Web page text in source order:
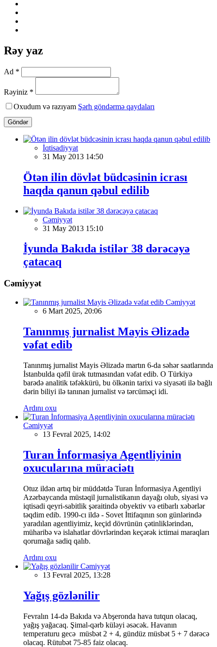
Rəy yaz
Ad *
Rəyiniz *
Oxudum və razıyam Şərh göndərmə qaydaları
Göndər
İqtisadiyyat
31 May 2013 14:50
Ötən ilin dövlət büdcəsinin icrası
haqda qanun qəbul edilib
Cəmiyyət
31 May 2013 15:10
İyunda Bakıda istilər 38 dərəcəyə
çatacaq
Cəmiyyət
Cəmiyyət
6 Mart 2025, 20:06
Tanınmış jurnalist Mayis Əlizadə
vəfat edib
Tanınmış jurnalist Mayis Əlizadə martın 6-da səhər saatlarında
İstanbulda qəfil ürək tutmasından vəfat edib. O Türkiyə
barədə analitik təfəkkürü, bu ölkənin tarixi və siyasəti ilə bağlı
dərin biliyi ilə tanınan jurnalist və tərcüməçi idi.
Ardını oxu
Cəmiyyət
13 Fevral 2025, 14:02
Turan İnformasiya Agentliyinin
oxucularına müraciətı
Otuz ildən artıq bir müddətdə Turan İnformasiya Agentliyi
Azərbaycanda müstəqil jurnalistikanın dayağı olub, siyasi və
iqtisadi qeyri-sabitlik şəraitində obyektiv və etibarlı xəbərlər
təqdim edib. 1990-cı ildə - Sovet İttifaqının son günlərində
yaradılan agentliyimiz, keçid dövrünün çətinliklərindən,
müharibə və islahatlar dövrlərindən keçərək ictimai maraqları
qorumağa sadiq qalıb.
Ardını oxu
Cəmiyyət
13 Fevral 2025, 13:28
Yağış gözlənilir
Fevralın 14-də Bakıda və Abşeronda hava tutqun olacaq,
yağış yağacaq. Şimal-qərb küləyi əsəcək. Havanın
temperaturu gecə müsbət 2 + 4, gündüz müsbət 5 + 7 dərəcə
olacaq. Rütubət 75-85 faiz olacaq.